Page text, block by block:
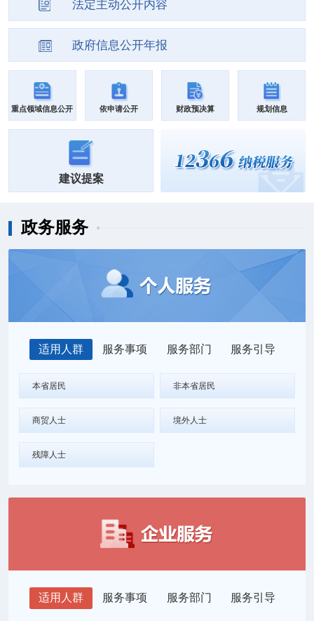
法定主动公开内容
政府信息公开年报
重点领域信息公开 依申请公开 财政预决算 规划信息
建议提案
政务服务
适用人群 服务事项 服务部门 服务引导
本省居民 非本省居民
商贸人士 境外人士
残障人士
适用人群 服务事项 服务部门 服务引导